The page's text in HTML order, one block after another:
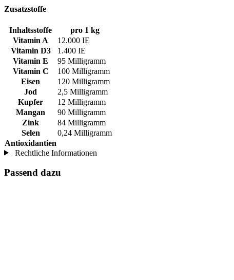
Zusatzstoffe
Inhaltsstoffe
pro 1 kg
Vitamin A
12.000 IE
Vitamin D3
1.400 IE
Vitamin E
95 Milligramm
Vitamin C
100 Milligramm
Eisen
120 Milligramm
Jod
2,5 Milligramm
Kupfer
12 Milligramm
Mangan
90 Milligramm
Zink
84 Milligramm
Selen
0,24 Milligramm
Antioxidantien
Rechtliche Informationen
Passend dazu